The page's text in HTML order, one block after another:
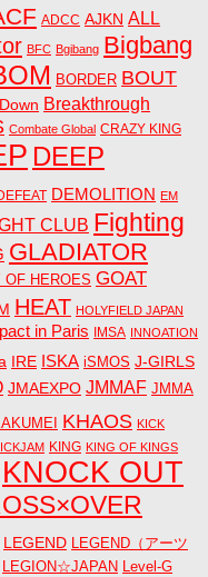
ADCC AJKN ALL
BFC Bgibang Bigbang
BORDER BOUT
Breakthrough
Combate Global CRAZY KING
DEEP
DEMOLITION EM
CLUB Fighting
GLADIATOR
OF HEROES GOAT
HEAT HOLYFIELD JAPAN
in Paris IMSA INNOATION
IRE ISKA iSMOS J-GIRLS
JMAEXPO JMMAF JMMA
KHAOS KICK
KING KING OF KINGS
KNOCK OUT
LEGEND LEGEND（アーツ
LEGION☆JAPAN Level-G